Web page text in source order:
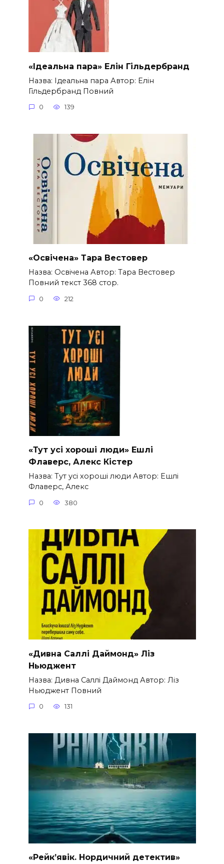
«Ідеальна пара» Елін Гільдербранд
Назва: Ідеальна пара Автор: Елін
Гільдербранд Повний
0 139
«Освічена» Тара Вестовер
Назва: Освічена Автор: Тара Вестовер
Повний текст 368 стор.
0 212
«Тут усі хороші люди» Ешлі
Флаверс, Алекс Кістер
Назва: Тут усі хороші люди Автор: Ешлі
Флаверс, Алекс
0 380
«Дивна Саллі Даймонд» Ліз
Ньюджент
Назва: Дивна Саллі Даймонд Автор: Ліз
Ньюджент Повний
0 131
«Рейк’явік. Нордичний детектив»